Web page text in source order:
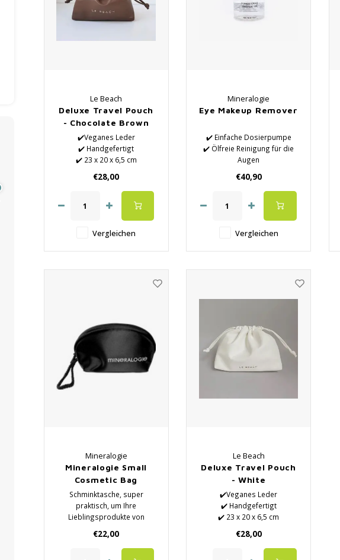
Le Beach
Deluxe Travel Pouch
- Chocolate Brown
✔️Veganes Leder
✔️ Handgefertigt
✔️ 23 x 20 x 6,5 cm
€28,00
Vergleichen
Mineralogie
Eye Makeup Remover
✔️ Einfache Dosierpumpe
✔️ Ölfreie Reinigung für die
Augen
Augen-Make-up geeignet
€40,90
Vergleichen
Mineralogie
Mineralogie Small
Cosmetic Bag
Schminktasche, super
praktisch, um Ihre
Lieblingsprodukte von
€22,00
Le Beach
Deluxe Travel Pouch
- White
✔️Veganes Leder
✔️ Handgefertigt
✔️ 23 x 20 x 6,5 cm
€28,00